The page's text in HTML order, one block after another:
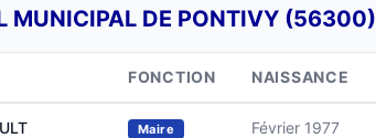
MUNICIPAL DE PONTIVY (56300)
FONCTION NAISSANCE
Maire Février 1977